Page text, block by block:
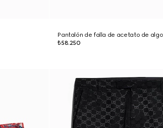
Pantalón de falla de acetato de
₺58.250